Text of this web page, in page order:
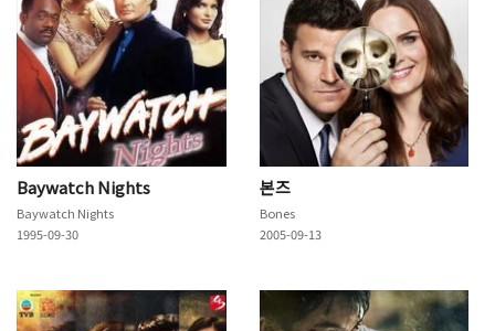
Baywatch Nights
Baywatch Nights
1995-09-30
본즈
Bones
2005-09-13